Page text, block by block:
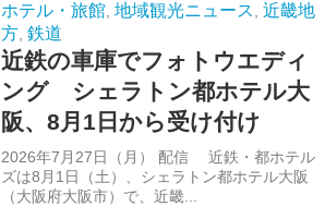
ホテル・旅館, 地域観光ニュース, 近畿地
方, 鉄道
近鉄の車庫でフォトウエディ
ング シェラトン都ホテル大
阪、8月1日から受け付け
2026年7月27日（月） 配信 近鉄・都ホテル
ズは8月1日（土）、シェラトン都ホテル大阪
（大阪府大阪市）で、近畿...